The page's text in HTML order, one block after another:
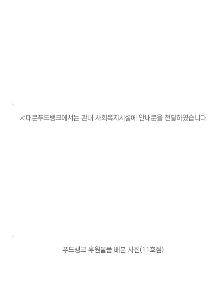
서대문푸드뱅크에서는 관내 사회복지시설에 안내문을 전달하였습니다
푸드뱅크 후원물품 배분 사진(11호점)